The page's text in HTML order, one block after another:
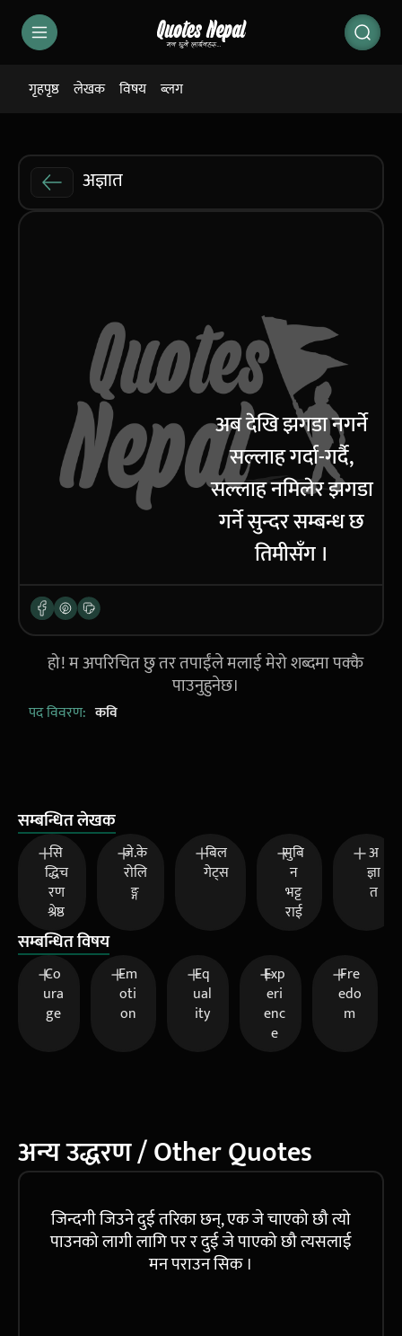
गृहपृष्ठ लेखक विषय ब्लग
अज्ञात
अब देखि झगडा नगर्ने
सल्लाह गर्दा-गर्दै,
सल्लाह नमिलेर झगडा
गर्ने सुन्दर सम्बन्ध छ
तिमीसँग ।
हो! म अपरिचित छु तर तपाईंले मलाई मेरो शब्दमा पक्कै
पाउनुहुनेछ।
पद विवरण: कवि
सम्बन्धित लेखक
सि
द्धिच
रण
श्रेष्ठ
जे.के
रोलि
ङ्ग
बिल
गेट्स
सुबि
न
भट्ट
राई
अ
ज्ञा
त
सम्बन्धित विषय
Co
ura
ge
Em
oti
on
Eq
ual
ity
Exp
eri
enc
e
Fre
edo
m
अन्य उद्धरण / Other Quotes
जिन्दगी जिउने दुई तरिका छन्, एक जे चाएको छौ त्यो
पाउनको लागी लागि पर र दुई जे पाएको छौ त्यसलाई
मन पराउन सिक ।